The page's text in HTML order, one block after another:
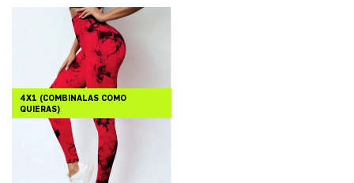
4X1 (COMBINALAS COMO
QUIERAS)